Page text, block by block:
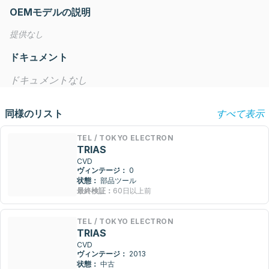
OEMモデルの説明
提供なし
ドキュメント
ドキュメントなし
同様のリスト すべて表示
TEL / TOKYO ELECTRON
TRIAS
CVD
ヴィンテージ： 0
状態： 部品ツール
最終検証： 60日以上前
TEL / TOKYO ELECTRON
TRIAS
CVD
ヴィンテージ： 2013
状態： 中古